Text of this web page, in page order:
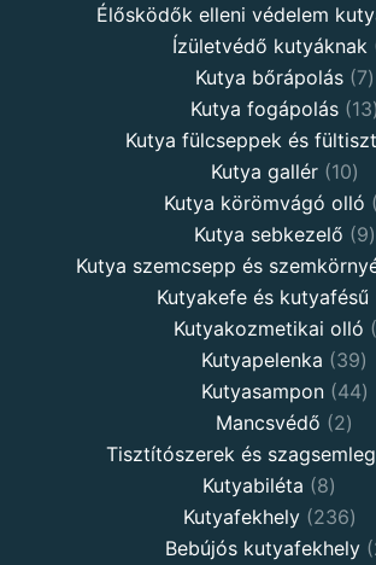
Élősködők elleni védelem
Ízületvédő kutyáknak
Kutya bőrápolás
7
Kutya fogápolás
13
Kutya fülcseppek és
Kutya gallér
10
Kutya körömvágó olló
Kutya sebkezelő
9
Kutya szemcsepp és
Kutyakefe és kutyafésű
Kutyakozmetikai olló
Kutyapelenka
39
Kutyasampon
44
Mancsvédő
2
Tisztítószerek és
Kutyabiléta
8
Kutyafekhely
236
Bebújós kutyafekhely